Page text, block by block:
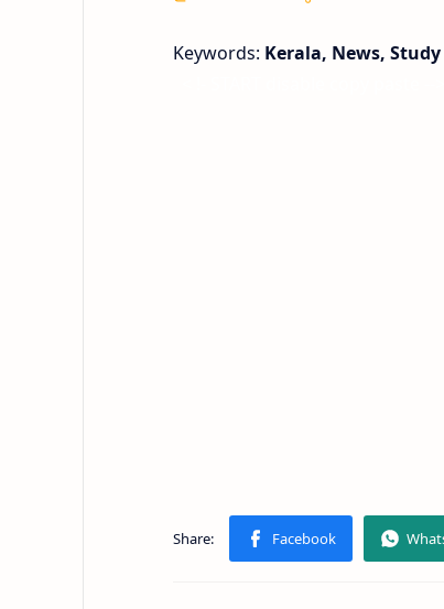
Keywords: Kerala, News,